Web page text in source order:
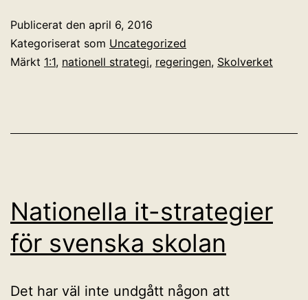
it-
skolan
Publicerat den april 6, 2016
Kategoriserat som Uncategorized
Märkt 1:1, nationell strategi, regeringen, Skolverket
Nationella it-strategier
för svenska skolan
Det har väl inte undgått någon att